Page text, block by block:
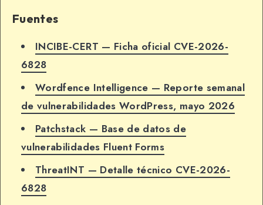
Fuentes
INCIBE-CERT — Ficha oficial CVE-2026-
6828
Wordfence Intelligence — Reporte semanal
de vulnerabilidades WordPress, mayo 2026
Patchstack — Base de datos de
vulnerabilidades Fluent Forms
ThreatINT — Detalle técnico CVE-2026-
6828